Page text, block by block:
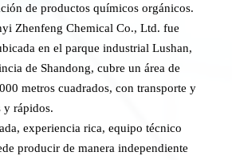
de productos químicos orgánicos.
Zhenfeng Chemical Co., Ltd. fue
en el parque industrial Lushan,
de Shandong, cubre un área de
metros cuadrados, con transporte y
y rápidos.
experiencia rica, equipo técnico
producir de manera independiente